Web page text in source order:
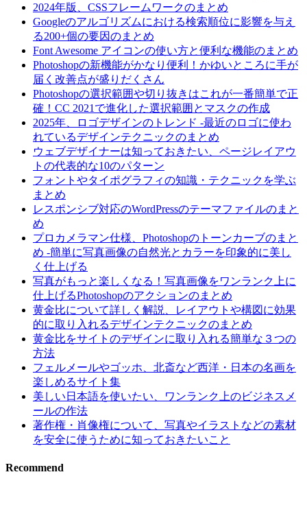
2024年版、CSSフレームワークのまとめ
Googleのアルゴリズムにおける検索順位に影響を与え
る200+個の要因のまとめ
Font Awesome アイコンの使い方と便利な機能のまとめ
Photoshopの新機能がかなり便利！かゆいところに手が
届く改善点が盛りだくさん
Photoshopの選択範囲や切り抜きはこれが一番簡単で正
確！CC 2021で進化した選択範囲とマスクの作成
2025年、ロゴデザインのトレンド -最近のロゴに使わ
れているデザインテクニックのまとめ
ウェブデザイナーは知っておきたい、ページレイアウ
トの代表的な10のパターン
フォントやタイポグラフィの知識・テクニックを学ぶ
まとめ
レスポンシブ対応のWordPressのテーマファイルのまと
め
プロカメラマン仕様、Photoshopのトーンカーブのまと
め -簡単に写真画像の自然光とカラーを印象的に美し
く仕上げる
写真がもっと楽しくなる！写真画像をワンランク上に
仕上げるPhotoshopのアクションのまとめ
黄金比について詳しく解説、レイアウトや構図に効果
的に取り入れるデザインテクニックのまとめ
黄金比をサイトのデザインに取り入れる簡単な３つの
方法
フェルメールやゴッホ、北斎など西洋・日本の名画を
楽しめるサイト集
美しい日本語を使いたい、ワンランク上のビジネスメ
ールの作法
著作権・肖像権について、写真やイラストなどの素材
を安全に使うために知っておきたいこと
Recommend